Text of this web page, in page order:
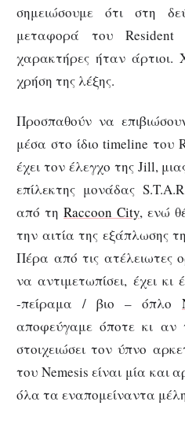
σημειώσουμε ότι στη
μεταφορά του Resident
χαρακτήρες ήταν άρτιοι.
χρήση της λέξης.
Προσπαθούν να
μέσα στο ίδιο timeline του
έχει τον έλεγχο της Jill,
επίλεκτης μονάδας
από τη Raccoon City, ενώ
την αιτία της εξάπλωσης
Πέρα από τις ατέλειωτες
να αντιμετωπίσει, έχει
-πείραμα / βιο – όπλο
αποφεύγαμε όποτε κι αν
στοιχειώσει τον ύπνο
του Nemesis είναι μία και
όλα τα εναπομείναντα